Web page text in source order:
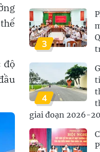
độ
3
4
giai đoạn 2026-